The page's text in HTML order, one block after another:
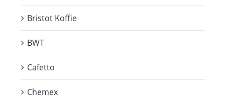
Bristot Koffie
BWT
Cafetto
Chemex